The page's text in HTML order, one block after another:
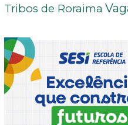
Tribos de Roraima